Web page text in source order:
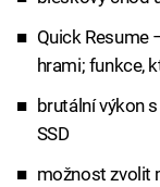
Quick Resume
hrami; funkce,
brutální výkon
SSD
možnost zvolit